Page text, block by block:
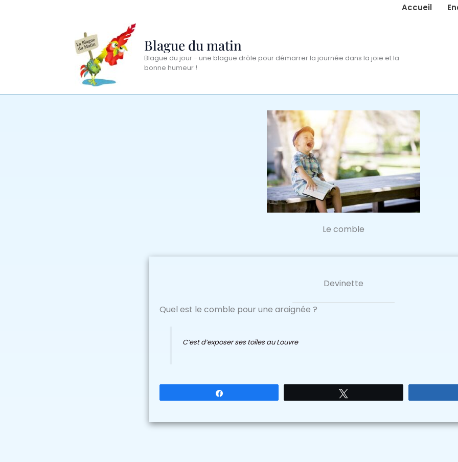
Accueil
Blague du matin
Blague du jour - une blague drôle pour démarrer la journée dans la joie et la
bonne humeur !
Le comble
Devinette
Quel est le comble pour une araignée ?
C’est d’exposer ses toiles au Louvre